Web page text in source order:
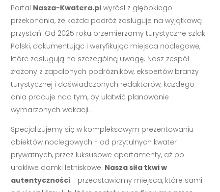
Portal Nasza-Kwatera.pl wyrósł z głębokiego
przekonania, że każda podróż zasługuje na wyjątkową
przystań. Od 2025 roku przemierzamy turystyczne szlaki
Polski, dokumentując i weryfikując miejsca noclegowe,
które zasługują na szczególną uwagę. Nasz zespół
złożony z zapalonych podróżników, ekspertów branży
turystycznej i doświadczonych redaktorów, każdego
dnia pracuje nad tym, by ułatwić planowanie
wymarzonych wakacji.
Specjalizujemy się w kompleksowym prezentowaniu
obiektów noclegowych - od przytulnych kwater
prywatnych, przez luksusowe apartamenty, aż po
urokliwe domki letniskowe. Nasza siła tkwi w
autentyczności - przedstawiamy miejsca, które sami